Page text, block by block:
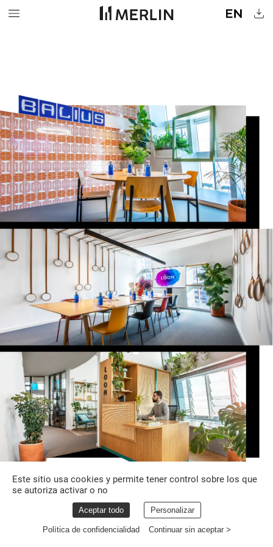
Este sitio usa cookies y permite tener control sobre los que
se autoriza activar o no
Aceptar todo Personalizar
Política de confidencialidad Continuar sin aceptar >